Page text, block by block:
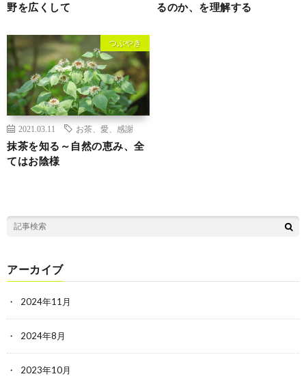
野を広くして
るのか、を理解する
つぶやき
2021.03.11 お茶、愛、感謝
抹茶を知る～自然の恵み、全
てはお陰様
アーカイブ
2024年11月
2024年8月
2023年10月